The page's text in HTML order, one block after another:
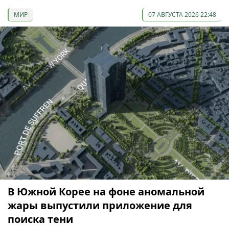
МИР 07 АВГУСТА 2026 22:48
В Южной Корее на фоне аномальной
жары выпустили приложение для
поиска тени